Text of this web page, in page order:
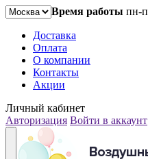
Время работы пн-
Доставка
Оплата
О компании
Контакты
Акции
Личный кабинет
Авторизация Войти в аккаунт